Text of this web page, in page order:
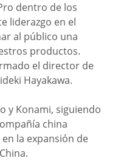
dentro de los
liderazgo en el
al público una
productos.
el director de
Hayakawa.
y Konami, siguiendo
china
la expansión de